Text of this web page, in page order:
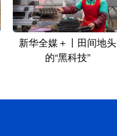
新华全媒＋丨田间地头
的“黑科技”